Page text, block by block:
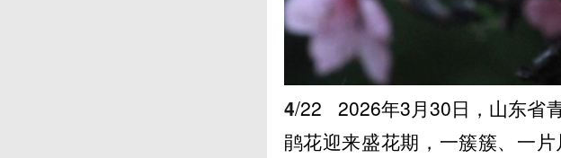
4/22
2026年3月30日，山东省
鹃花迎来盛花期，一簇簇、一